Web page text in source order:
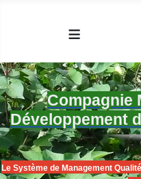
≡
Compagnie
Développement
Le Système de Management